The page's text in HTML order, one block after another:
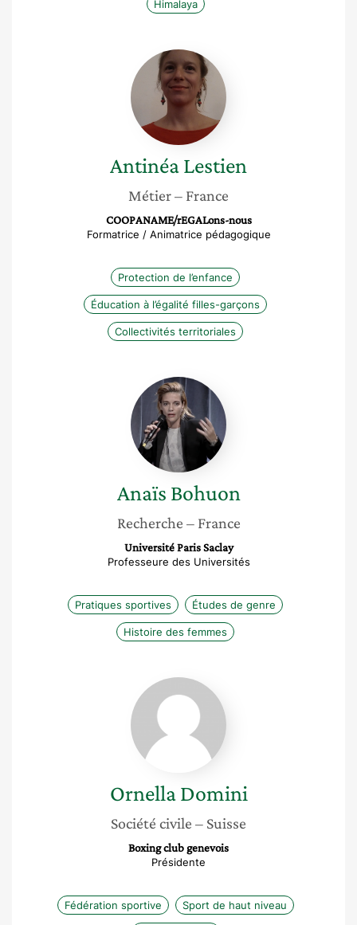
Himalaya
Antinéa
Lestien
AntinéaLestien
Métier– France
COOPANAME/rEGALons-nous
Formatrice / Animatrice pédagogique
Protection de l’enfance
Éducation à l’égalité filles-garçons
Collectivités territoriales
Anaïs
Bohuon
Anaïs Bohuon
Recherche – France
Université Paris Saclay
Professeure des Universités
Pratiques sportives Études de genre
Histoire des femmes
Ornella
Domini
Ornella Domini
Société civile – Suisse
Boxing club genevois
Présidente
Fédération sportive Sport de haut niveau